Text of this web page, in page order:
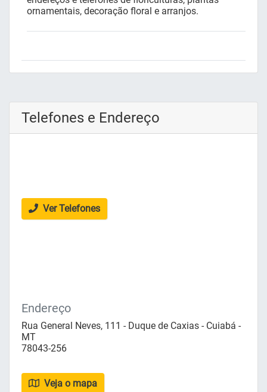
ornamentais, decoração floral e arranjos.
Telefones e Endereço
Ver Telefones
Endereço
Rua General Neves, 111 - Duque de Caxias - Cuiabá -
MT
78043-256
Veja o mapa